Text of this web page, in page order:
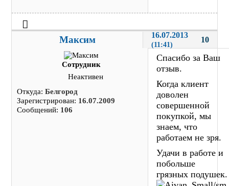
10
Максим 16.07.2013
(11:41)
Сотрудник
Неактивен
Откуда:Белгород
Зарегистрирован: 16.07.2009
Сообщений: 106
Спасибо за Ваш
отзыв.
Когда клиент
доволен
совершенной
покупкой, мы
знаем, что
работаем не зря.
Удачи в работе и
побольше
грязных подушек.